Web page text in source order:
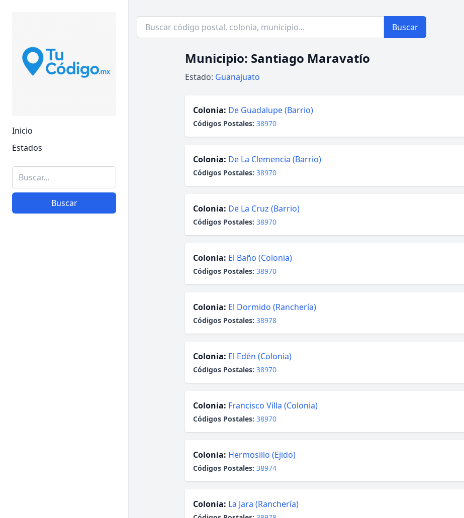
Inicio
Estados
Buscar
Buscar
Municipio: Santiago Maravatío
Estado: Guanajuato
Colonia: De Guadalupe (Barrio)
Códigos Postales: 38970
Colonia: De La Clemencia (Barrio)
Códigos Postales: 38970
Colonia: De La Cruz (Barrio)
Códigos Postales: 38970
Colonia: El Baño (Colonia)
Códigos Postales: 38970
Colonia: El Dormido (Ranchería)
Códigos Postales: 38978
Colonia: El Edén (Colonia)
Códigos Postales: 38970
Colonia: Francisco Villa (Colonia)
Códigos Postales: 38970
Colonia: Hermosillo (Ejido)
Códigos Postales: 38974
Colonia: La Jara (Ranchería)